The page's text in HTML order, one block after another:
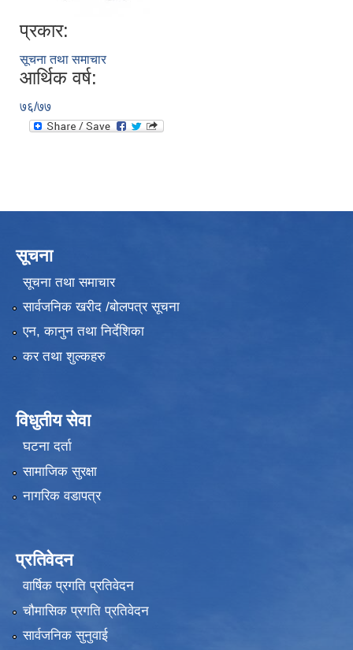
प्रकार:
सूचना तथा समाचार
आर्थिक वर्ष:
७६/७७
सूचना
सूचना तथा समाचार
सार्वजनिक खरीद /बोलपत्र सूचना
एन, कानुन तथा निर्देशिका
कर तथा शुल्कहरु
विधुतीय सेवा
घटना दर्ता
सामाजिक सुरक्षा
नागरिक वडापत्र
प्रतिवेदन
वार्षिक प्रगति प्रतिवेदन
चौमासिक प्रगति प्रतिवेदन
सार्वजनिक सुनुवाई